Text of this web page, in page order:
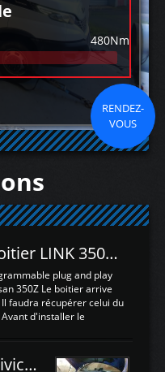
480Nm
RENDEZ-
VOUS
Test du boitier LINK 350Z Plugin ECU
plug and play
350Z Le boitier arrive
faudra récupérer celui du
d'installer le
de la large bande
Préparation Honda Civic Type R FK2